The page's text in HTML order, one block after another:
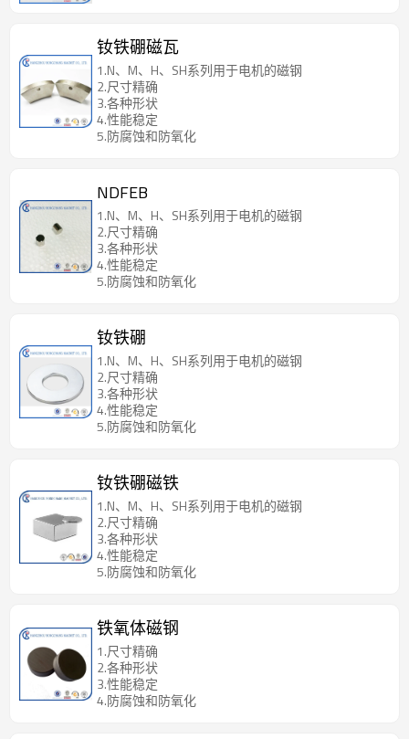
钕铁硼磁瓦
1.N、M、H、SH系列用于电机的磁钢
2.尺寸精确
3.各种形状
4.性能稳定
5.防腐蚀和防氧化
NDFEB
1.N、M、H、SH系列用于电机的磁钢
2.尺寸精确
3.各种形状
4.性能稳定
5.防腐蚀和防氧化
钕铁硼
1.N、M、H、SH系列用于电机的磁钢
2.尺寸精确
3.各种形状
4.性能稳定
5.防腐蚀和防氧化
钕铁硼磁铁
1.N、M、H、SH系列用于电机的磁钢
2.尺寸精确
3.各种形状
4.性能稳定
5.防腐蚀和防氧化
铁氧体磁钢
1.尺寸精确
2.各种形状
3.性能稳定
4.防腐蚀和防氧化